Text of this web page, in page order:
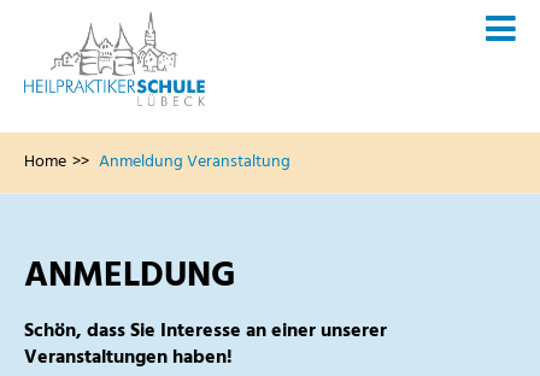
Home Anmeldung Veranstaltung
ANMELDUNG
Schön, dass Sie Interesse an einer unserer
Veranstaltungen haben!